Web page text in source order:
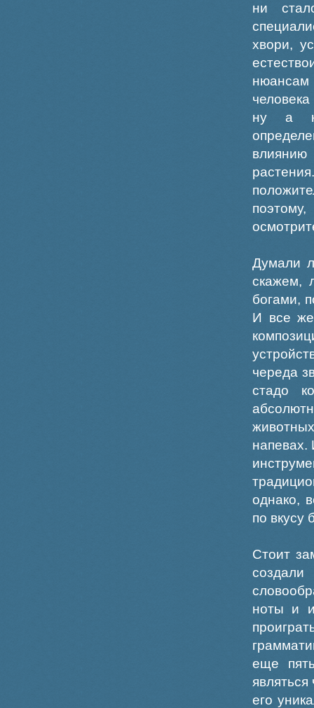
ни
хвори,
ну а
влиянию
Думали
скажем,
богами,
И все
череда
стадо
напевах.
однако,
по вкусу
Стоит
ноты и
еще
его